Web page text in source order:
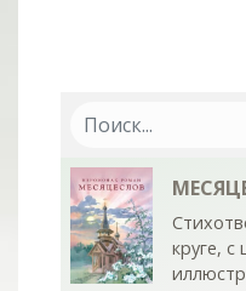
круге, с